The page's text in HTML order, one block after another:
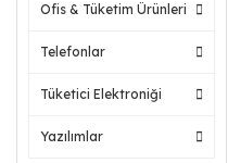
Ofis & Tüketim Ürünleri
Telefonlar
Tüketici Elektroniği
Yazılımlar